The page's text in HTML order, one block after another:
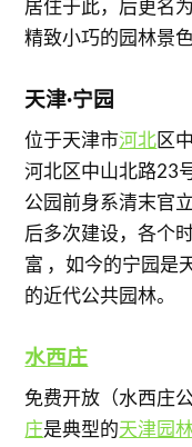
居住于此，后更名
精致小巧的园林景
天津·宁园
位于天津市河北区
河北区中山北路23
公园前身系清末官
后多次建设，各个
富 ，如今的宁园是
的近代公共园林。
水西庄
免费开放（水西庄
庄是典型的天津园